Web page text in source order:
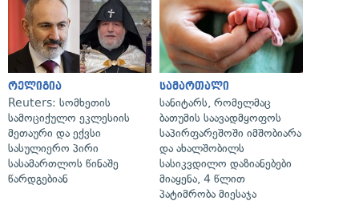
რელიგია
Reuters: სომხეთის
სამოციქულო ეკლესიის
მეთაური და ექვსი
სასულიერო პირი
სასამართლოს წინაშე
წარდგებიან
სამართალი
სანიტარს, რომელმაც
ბათუმის საავადმყოფოს
საპირფარეშოში იმშობიარა
და ახალშობილს
სასიკვდილო დაზიანებები
მიაყენა, 4 წლით
პატიმრობა მიესაჯა